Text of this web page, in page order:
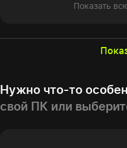
Показать
Нужно что-то
свой ПК или